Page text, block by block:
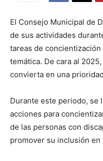
El Consejo Municipal de
de sus actividades
tareas de
temática. De cara al
convierta en una
Durante este periodo, se
acciones para
de las personas con
promover su inclusión en